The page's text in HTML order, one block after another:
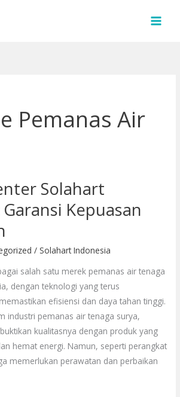
Pemanas Air
Solahart
Kepuasan
/ Solahart Indonesia
salah satu merek pemanas air tenaga
dengan teknologi yang terus
efisiensi dan daya tahan tinggi.
industri pemanas air tenaga surya,
kualitasnya dengan produk yang
hemat energi. Namun, seperti perangkat
memerlukan perawatan dan perbaikan